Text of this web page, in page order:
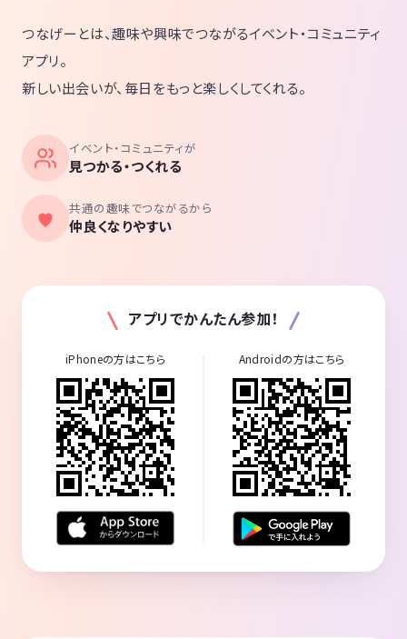
つなげーとは、趣味や興味でつながるイベント・コミュニティ
アプリ。
新しい出会いが、毎日をもっと楽しくしてくれる。
イベント・コミュニティが
見つかる・つくれる
共通の趣味でつながるから
仲良くなりやすい
アプリでかんたん参加！
iPhoneの方はこちら Androidの方はこちら